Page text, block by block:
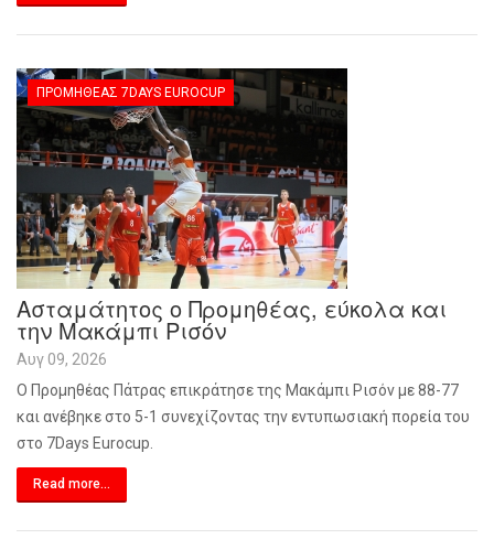
ΠΡΟΜΗΘΈΑΣ 7DAYS EUROCUP
Ασταμάτητος ο Προμηθέας, εύκολα και
την Μακάμπι Ρισόν
Αυγ 09, 2026
Ο Προμηθέας Πάτρας επικράτησε της Μακάμπι Ρισόν με 88-77
και ανέβηκε στο 5-1 συνεχίζοντας την εντυπωσιακή πορεία του
στο 7Days Eurocup
Read more...